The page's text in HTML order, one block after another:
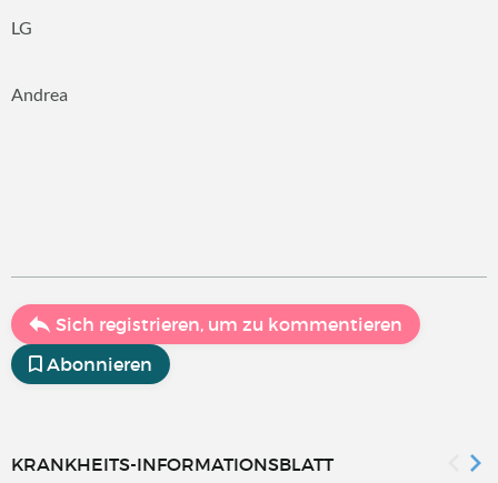
LG
Andrea
Sich registrieren, um zu kommentieren
Abonnieren
KRANKHEITS-INFORMATIONSBLATT